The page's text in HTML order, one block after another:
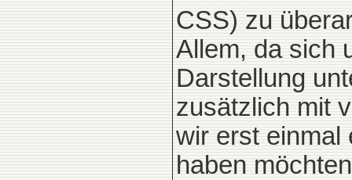
CSS) zu
Allem, da sich
Darstellung
zusätzlich mit
wir erst einmal
haben